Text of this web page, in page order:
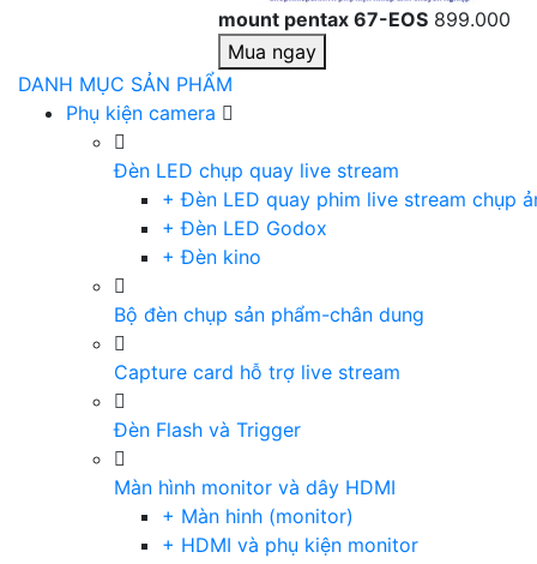
mount pentax 67-EOS 899.000
Mua ngay
DANH MỤC SẢN PHẨM
Phụ kiện camera
Đèn LED chụp quay live stream
+ Đèn LED quay phim live stream chụp
+ Đèn LED Godox
+ Đèn kino
Bộ đèn chụp sản phẩm-chân dung
Capture card hỗ trợ live stream
Đèn Flash và Trigger
Màn hình monitor và dây HDMI
+ Màn hinh (monitor)
+ HDMI và phụ kiện monitor